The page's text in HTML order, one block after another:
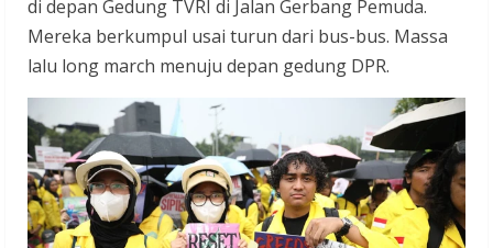
di depan Gedung TVRI di Jalan Gerbang Pemuda.
Mereka berkumpul usai turun dari bus-bus. Massa
lalu long march menuju depan gedung DPR.